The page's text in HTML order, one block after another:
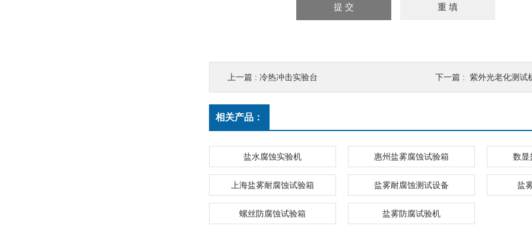
上一篇 : 冷热冲击实验台 下一篇 : 紫外光老化测试
相关产品：
盐水腐蚀实验机 惠州盐雾腐蚀试验箱 数显
上海盐雾耐腐蚀试验箱 盐雾耐腐蚀测试设备 盐
螺丝防腐蚀试验箱 盐雾防腐试验机